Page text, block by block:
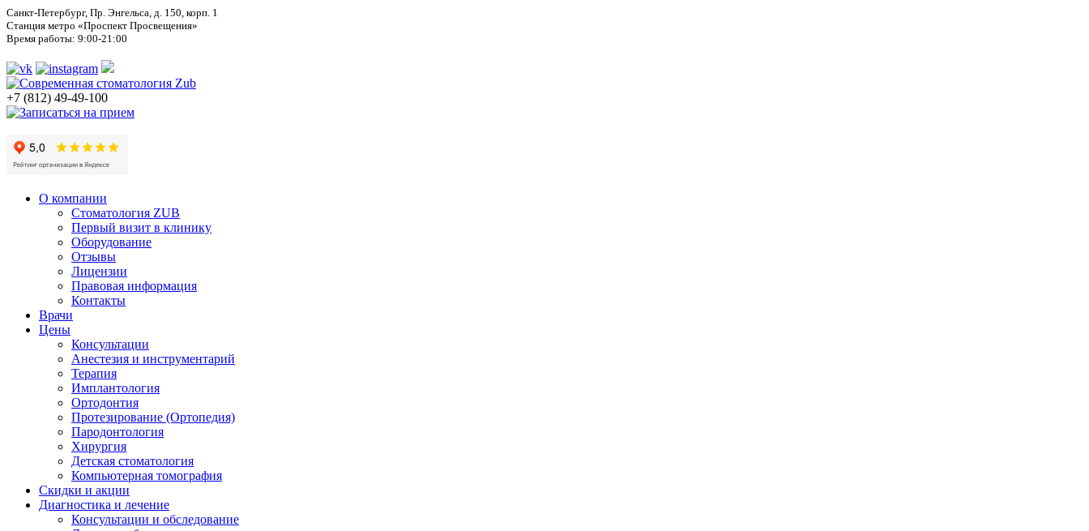
Санкт-Петербург, Пр. Энгельса, д. 150, корп. 1
Станция метро «Проспект Просвещения»
Время работы: 9:00-21:00
+7 (812) 49-49-100
О компании
Стоматология ZUB
Первый визит в клинику
Оборудование
Отзывы
Лицензии
Правовая информация
Контакты
Врачи
Цены
Консультации
Анестезия и инструментарий
Терапия
Имплантология
Ортодонтия
Протезирование (Ортопедия)
Пародонтология
Хирургия
Детская стоматология
Компьютерная томография
Скидки и акции
Диагностика и лечение
Консультации и обследование